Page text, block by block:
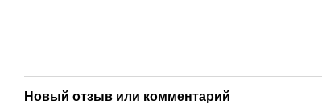
Новый отзыв или комментарий